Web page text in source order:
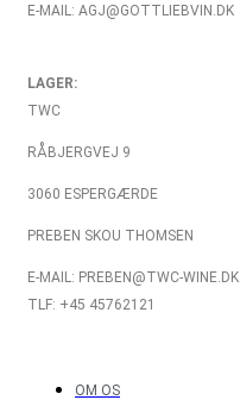
E-MAIL: AGJ@GOTTLIEBVIN.DK
LAGER:
TWC
RÅBJERGVEJ 9
3060 ESPERGÆRDE
PREBEN SKOU THOMSEN
E-MAIL: PREBEN@TWC-WINE.DK
TLF: +45 45762121
OM OS